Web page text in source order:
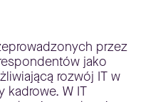
przez
jako
rozwój IT w
kadrowe. W IT